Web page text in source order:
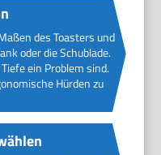
des Toasters und
oder die Schublade.
ein Problem sind.
Hürden zu